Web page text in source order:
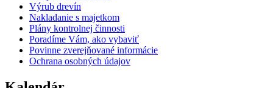
Výrub drevín
Nakladanie s majetkom
Plány kontrolnej činnosti
Poradíme Vám, ako vybaviť
Povinne zverejňované informácie
Ochrana osobných údajov